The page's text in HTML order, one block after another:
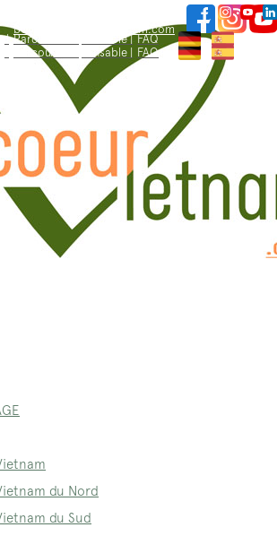
bonjour@aucoeurvietnam.com
Parcours responsable | FAQ
du Nord
du Sud
| Parcours responsable | FAQ